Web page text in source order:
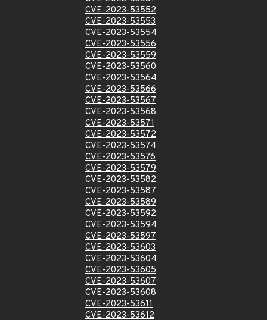
CVE-2023-53552
CVE-2023-53553
CVE-2023-53554
CVE-2023-53556
CVE-2023-53559
CVE-2023-53560
CVE-2023-53564
CVE-2023-53566
CVE-2023-53567
CVE-2023-53568
CVE-2023-53571
CVE-2023-53572
CVE-2023-53574
CVE-2023-53576
CVE-2023-53579
CVE-2023-53582
CVE-2023-53587
CVE-2023-53589
CVE-2023-53592
CVE-2023-53594
CVE-2023-53597
CVE-2023-53603
CVE-2023-53604
CVE-2023-53605
CVE-2023-53607
CVE-2023-53608
CVE-2023-53611
CVE-2023-53612